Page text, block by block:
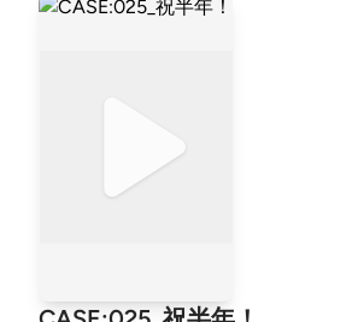
ける爆散事故の清掃を行いました。